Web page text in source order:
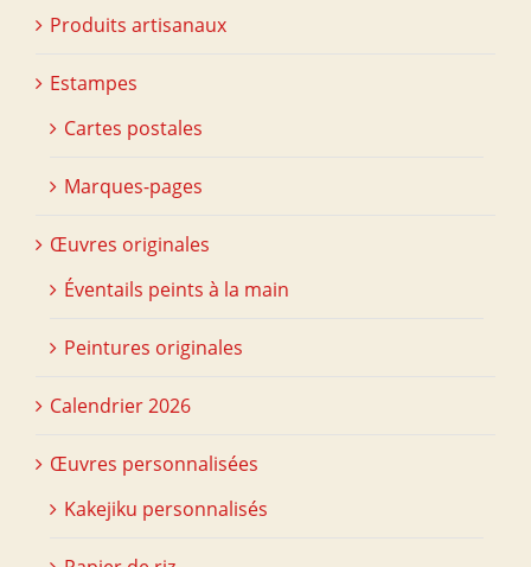
Produits artisanaux
Estampes
Cartes postales
Marques-pages
Œuvres originales
Éventails peints à la main
Peintures originales
Calendrier 2026
Œuvres personnalisées
Kakejiku personnalisés